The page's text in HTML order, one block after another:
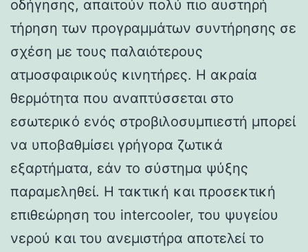
οδήγησης, απαιτούν πολύ πιο αυστηρή
τήρηση των προγραμμάτων συντήρησης σε
σχέση με τους παλαιότερους
ατμοσφαιρικούς κινητήρες. Η ακραία
θερμότητα που αναπτύσσεται στο
εσωτερικό ενός στροβιλοσυμπιεστή μπορεί
να υποβαθμίσει γρήγορα ζωτικά
εξαρτήματα, εάν το σύστημα ψύξης
παραμεληθεί. Η τακτική και προσεκτική
επιθεώρηση του intercooler, του ψυγείου
νερού και του ανεμιστήρα αποτελεί το